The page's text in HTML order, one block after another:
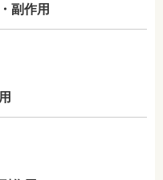
ナンスが必要にな
荒れる、知覚過敏
飲み物、食事があ
会 理事長 日坂充宏
副作用